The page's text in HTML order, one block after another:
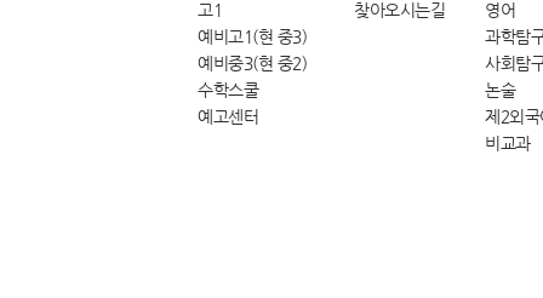
고1
예비고1(현 중3)
예비중3(현 중2)
수학스쿨
예고센터
찾아오시는길
영어
과학탐
사회탐
논술
제2외국
비교과